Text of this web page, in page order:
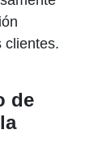
clientes.
de